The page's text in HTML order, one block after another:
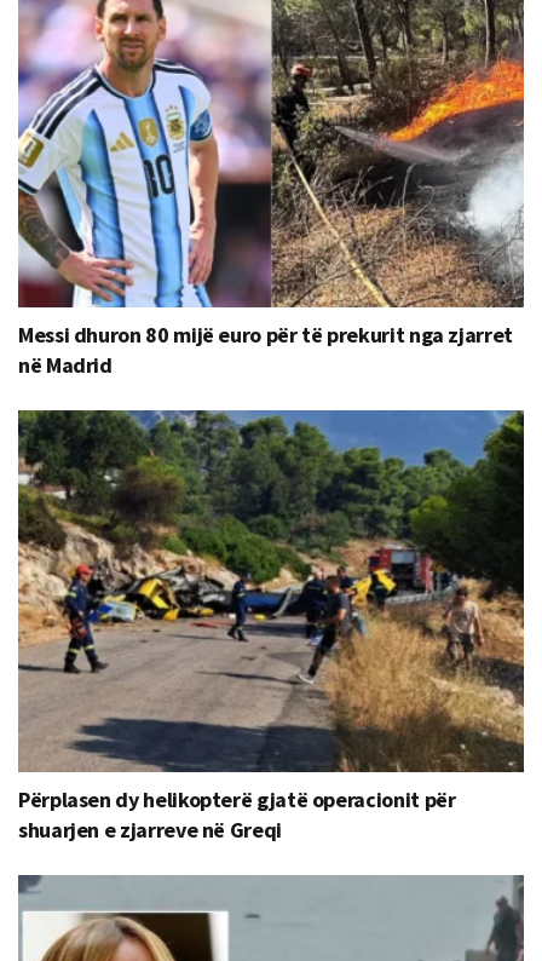
Messi dhuron 80 mijë euro për të prekurit nga zjarret
në Madrid
Përplasen dy helikopterë gjatë operacionit për
shuarjen e zjarreve në Greqi